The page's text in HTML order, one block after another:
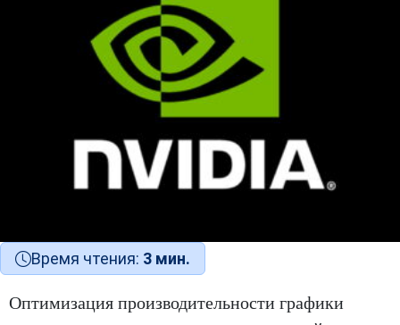
Время чтения: 3 мин.
Оптимизация производительности графики